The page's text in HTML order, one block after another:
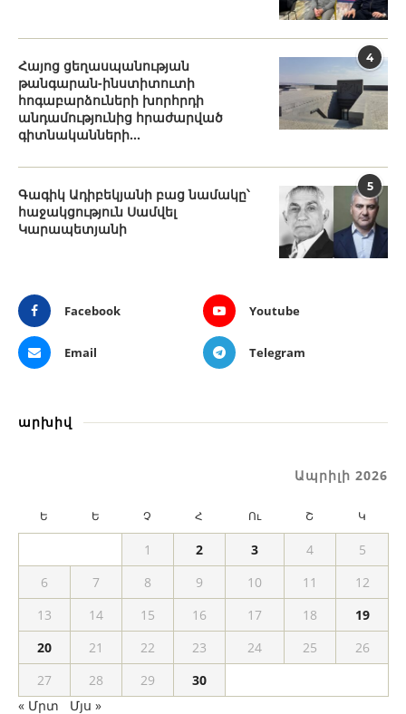
4
Հայոց ցեղասպանության
թանգարան-ինստիտուտի
հոգաբարձուների խորհրդի
անդամությունից հրաժարված
գիտնականների...
5
Գագիկ Ադիբեկյանի բաց նամակը՝
հաջակցություն Սամվել
Կարապետյանի
Facebook Youtube
Email Telegram
արխիվ
Ապրիլի 2026
Ե Ե Չ Հ Ու Շ Կ
1 2 3 4
5
6
7 8 9 10 11
12
13
14 15 16 17 18
19
20
21 22 23 24 25
26
27
28 29
30
« Մրտ
Մյս »